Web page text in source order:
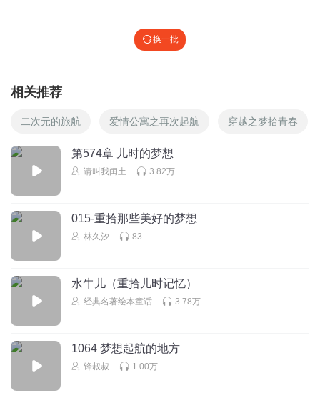
换一批
相关推荐
二次元的旅航 爱情公寓之再次起航 穿越之梦拾青春
第574章 儿时的梦想
请叫我闰土 3.82万
015-重拾那些美好的梦想
林久汐 83
水牛儿（重拾儿时记忆）
经典名著绘本童话 3.78万
1064 梦想起航的地方
锋叔叔 1.00万